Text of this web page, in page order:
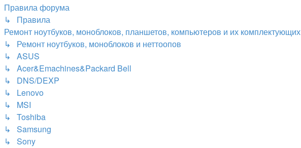
Правила форума
↳ Правила
Ремонт ноутбуков, моноблоков, планшетов, компьютеров и их комплектующих
↳ Ремонт ноутбуков, моноблоков и неттоопов
↳ ASUS
↳ Acer&Emachines&Packard Bell
↳ DNS/DEXP
↳ Lenovo
↳ MSI
↳ Toshiba
↳ Samsung
↳ Sony